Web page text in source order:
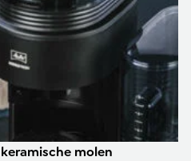
molen